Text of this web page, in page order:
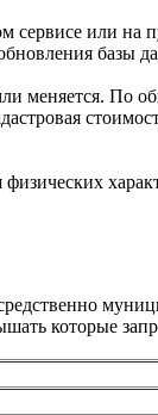
или на
базы
меняется.
физических
которые